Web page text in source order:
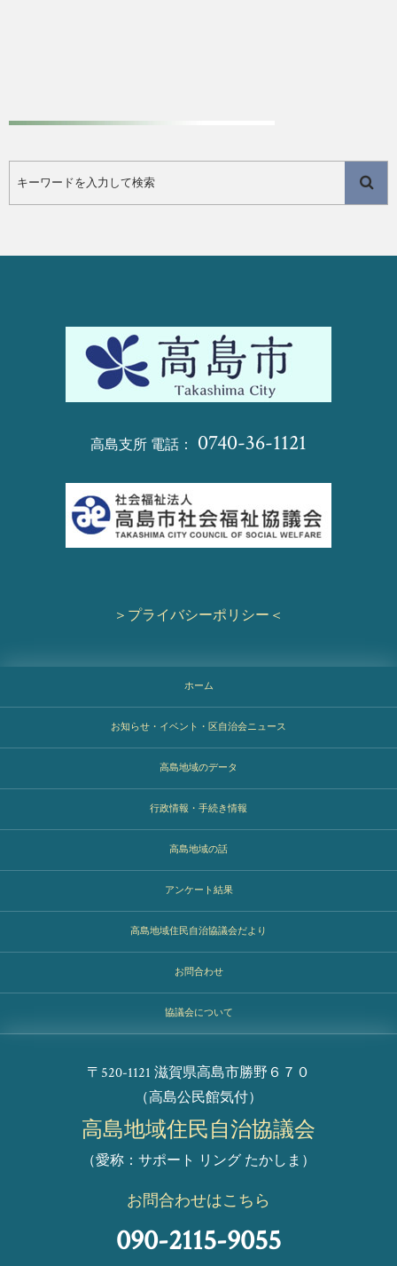
高島支所 電話： 0740-36-1121
＞プライバシーポリシー＜
ホーム
お知らせ・イベント・区自治会ニュース
高島地域のデータ
行政情報・手続き情報
高島地域の話
アンケート結果
高島地域住民自治協議会だより
お問合わせ
協議会について
〒520-1121 滋賀県高島市勝野６７０
（高島公民館気付）
高島地域住民自治協議会
（愛称：サポート リング たかしま）
お問合わせはこちら
090-2115-9055